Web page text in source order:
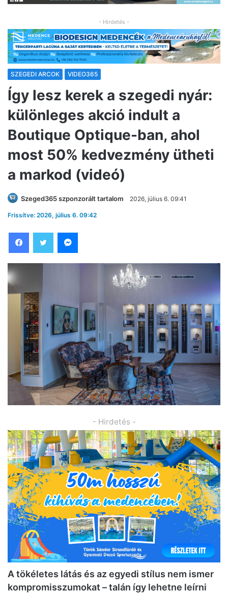
- Hirdetés -
SZEGEDI ARCOK VIDEO365
Így lesz kerek a szegedi nyár:
különleges akció indult a
Boutique Optique-ban, ahol
most 50% kedvezmény ütheti
a markod (videó)
Szeged365 szponzorált tartalom 2026, július 6. 09:41
Frissítve: 2026, július 6. 09:42
- Hirdetés -
A tökéletes látás és az egyedi stílus nem ismer
kompromisszumokat – talán így lehetne leírni